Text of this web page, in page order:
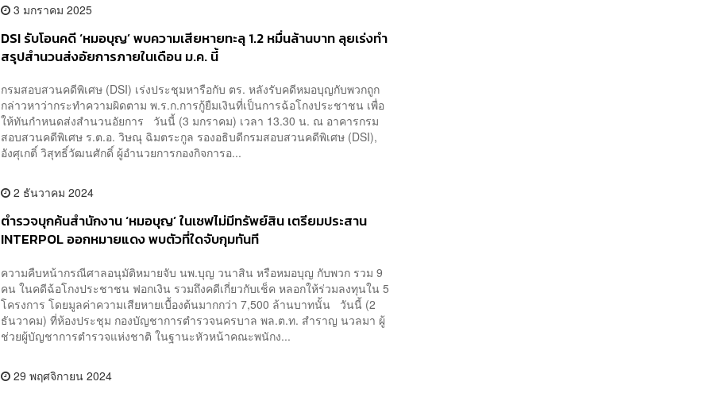
3 มกราคม 2025
DSI รับโอนคดี ‘หมอบุญ’ พบความเสียหายทะลุ 1.2 หมื่นล้านบาท ลุยเร่งทำ
สรุปสำนวนส่งอัยการภายในเดือน ม.ค. นี้
กรมสอบสวนคดีพิเศษ (DSI) เร่งประชุมหารือกับ ตร. หลังรับคดีหมอบุญกับพวกถูก
กล่าวหาว่ากระทำความผิดตาม พ.ร.ก.การกู้ยืมเงินที่เป็นการฉ้อโกงประชาชน เพื่อ
ให้ทันกำหนดส่งสำนวนอัยการ วันนี้ (3 มกราคม) เวลา 13.30 น. ณ อาคารกรม
สอบสวนคดีพิเศษ ร.ต.อ. วิษณุ ฉิมตระกูล รองอธิบดีกรมสอบสวนคดีพิเศษ (DSI),
อังศุเกติ์ วิสุทธิ์วัฒนศักดิ์ ผู้อำนวยการกองกิจการอ...
2 ธันวาคม 2024
ตำรวจบุกค้นสำนักงาน ‘หมอบุญ’ ในเซฟไม่มีทรัพย์สิน เตรียมประสาน
INTERPOL ออกหมายแดง พบตัวที่ใดจับกุมทันที
ความคืบหน้ากรณีศาลอนุมัติหมายจับ นพ.บุญ วนาสิน หรือหมอบุญ กับพวก รวม 9
คน ในคดีฉ้อโกงประชาชน ฟอกเงิน รวมถึงคดีเกี่ยวกับเช็ค หลอกให้ร่วมลงทุนใน 5
โครงการ โดยมูลค่าความเสียหายเบื้องต้นมากกว่า 7,500 ล้านบาทนั้น วันนี้ (2
ธันวาคม) ที่ห้องประชุม กองบัญชาการตำรวจนครบาล พล.ต.ท. สำราญ นวลมา ผู้
ช่วยผู้บัญชาการตำรวจแห่งชาติ ในฐานะหัวหน้าคณะพนักง...
29 พฤศจิกายน 2024